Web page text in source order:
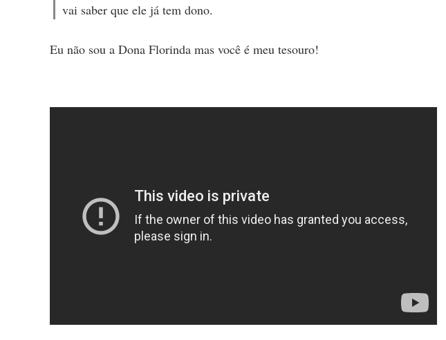
vai saber que ele já tem dono.
Eu não sou a Dona Florinda mas você é meu tesouro!